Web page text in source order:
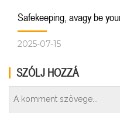
Safekeeping, avagy be
2025-07-15
SZÓLJ HOZZÁ